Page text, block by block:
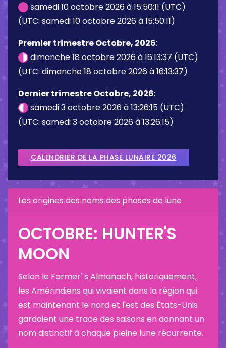
samedi 10 octobre 2026 à 15:50:11 (UTC)
(UTC: samedi 10 octobre 2026 à 15:50:11)
Premier trimestre Octobre, 2026:
dimanche 18 octobre 2026 à 16:13:37 (UTC)
(UTC: dimanche 18 octobre 2026 à 16:13:37)
Dernier trimestre Octobre, 2026:
samedi 3 octobre 2026 à 13:26:15 (UTC)
(UTC: samedi 3 octobre 2026 à 13:26:15)
CALENDRIER DE LA PHASE LUNAIRE 2026
Les origines des noms des phases de lune
OCTOBRE: HUNTER'S
MOON
Selon le Farmer' s Almanach, historiquement,
les Amérindiens qui vivaient dans la région qui
est maintenant le nord et l'est des États-Unis
gardaient une trace des saisons en donnant un
nom distinctif à chaque pleine lune récurrente.